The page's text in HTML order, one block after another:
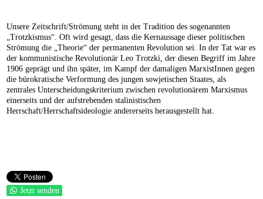
Unsere Zeitschrift/Strömung steht in der Tradition des sogenannten
„Trotzkismus“. Oft wird gesagt, dass die Kernaussage dieser politischen
Strömung die „Theorie“ der permanenten Revolution sei. In der Tat war es
der kommunistische Revolutionär Leo Trotzki, der diesen Begriff im Jahre
1906 geprägt und ihn später, im Kampf der damaligen MarxistInnen gegen
die bürokratische Verformung des jungen sowjetischen Staates, als
zentrales Unterscheidungskriterium zwischen revolutionärem Marxismus
einerseits und der aufstrebenden stalinistischen
Herrschaft/Herrschaftsideologie andererseits herausgestellt hat.
Jetzt senden